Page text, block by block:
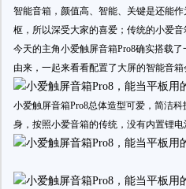
智能音箱，颜值高、智能、关键是还能
枢，所以深受大家的喜爱；传统的小爱
今天的主角小爱触屏音箱Pro8确实搭载
由来，一起来看看配置了大屏的智能音箱
小爱触屏音箱Pro8总体造型可爱，简洁
身，按照小爱音箱的传统，没有内置锂电